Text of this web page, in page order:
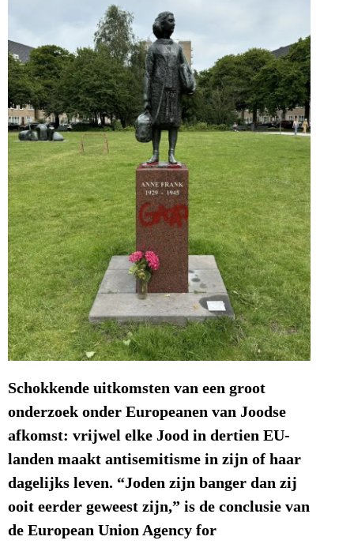
Schokkende uitkomsten van een groot
onderzoek onder Europeanen van Joodse
afkomst: vrijwel elke Jood in dertien EU-
landen maakt antisemitisme in zijn of haar
dagelijks leven. “Joden zijn banger dan zij
ooit eerder geweest zijn,” is de conclusie van
de European Union Agency for